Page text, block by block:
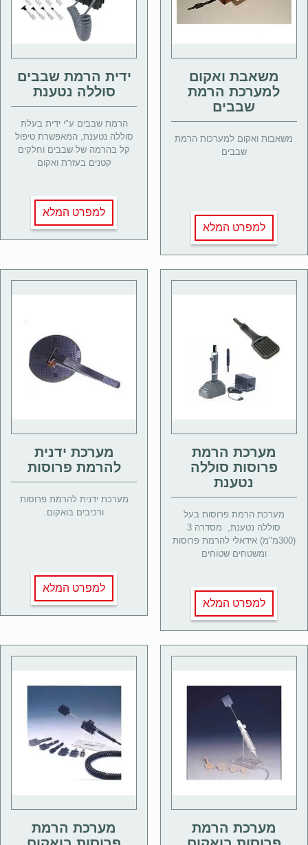
משאבת ואקום
למערכת הרמת
שבבים
משאבות ואקום למערכות הרמת
שבבים
למפרט המלא
ידית הרמת שבבים
סוללה נטענת
הרמת שבבים ע"י ידית בעלת
סוללה נטענת, המאפשרת טיפול
קל בהרמה של שבבים וחלקים
קטנים בעזרת ואקום
למפרט המלא
מערכת הרמת
פרוסות סוללה
נטענת
מערכת הרמת פרוסות בעל
סוללה נטענת, מסדרה 3
(300מ"מ) אידאלי להרמת פרוסות
ומשטחים שטוחים
למפרט המלא
מערכת ידנית
להרמת פרוסות
מערכת ידנית להרמת פרוסות
ורכיבים בואקום.
למפרט המלא
מערכת הרמת
מערכת הרמת